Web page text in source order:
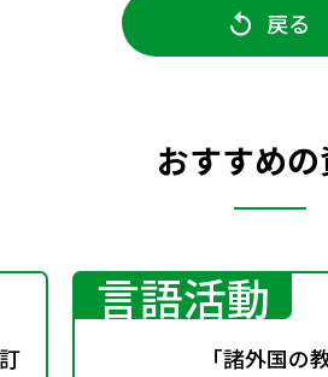
戻る
おすすめ
言語活動
「諸外国の